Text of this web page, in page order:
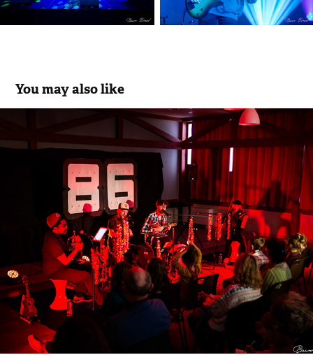
You may also like
Ukulele Machin Truc Orchestra